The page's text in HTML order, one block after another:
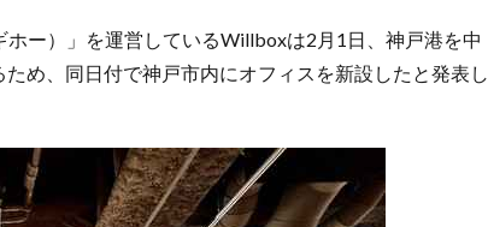
ー）」を運営しているWillboxは2月1日、神戸港を中
め、同日付で神戸市内にオフィスを新設したと発表し